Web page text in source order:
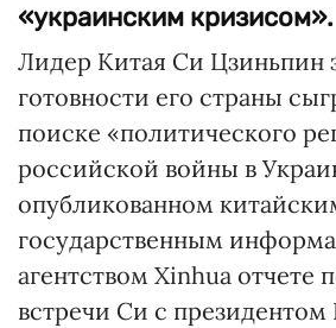
«украинским кризисом».
Лидер Китая Си Цзиньпин
готовности его страны
поиске «политического
российской войны в
опубликованном
государственным
агентством Xinhua отчете
встречи Си с президентом